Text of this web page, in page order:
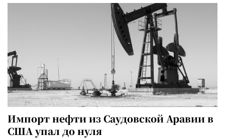
Импорт нефти из Саудовской Аравии в
США упал до нуля